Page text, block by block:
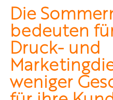
Die
bedeuten
Druck- und
weniger